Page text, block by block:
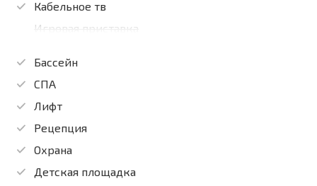
Кабельное тв
Игровая приставка
Бассейн
СПА
Лифт
Рецепция
Охрана
Детская площадка